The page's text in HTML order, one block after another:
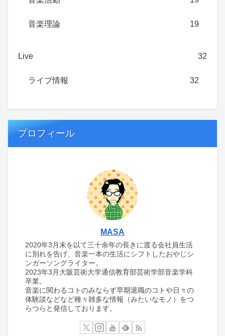
音楽理論 19
Live 32
ライブ情報 32
プロフィール
MASA
2020年3月末を以て三十余年の長きに渡る会社員生活
に別れを告げ、音楽一本の生活にシフトしたおやじシ
ンガーソングライター。
2023年3月大阪芸術大学通信教育部芸術学部音楽学科
卒業。
音楽に関わるコトのみならず早期退職のコトや日々の
体験談などなど種々雑多な情報（みたいなモノ）をつ
らつらと発信しております。